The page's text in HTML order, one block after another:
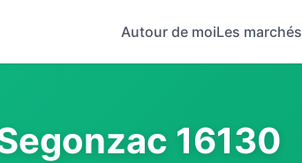
Autour de moiLes marchés
16130